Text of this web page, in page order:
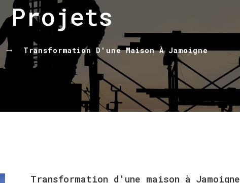
Projets
Transformation D'une Maison À Jamoigne
Transformation d'une maison à Jamoigne